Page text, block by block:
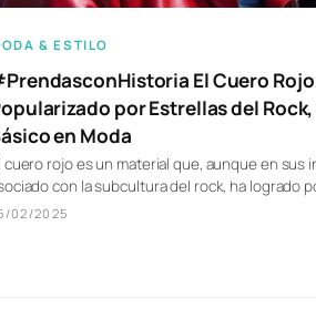
& ESTILO
El Cuero
por Estrellas del
en Moda
cuero rojo es un material que, aunque en sus
con la subcultura del rock, ha logrado
02/2025